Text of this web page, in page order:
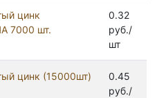
цинк
7000 шт.
0.32
руб./
шт
цинк (15000шт)
0.45
руб./